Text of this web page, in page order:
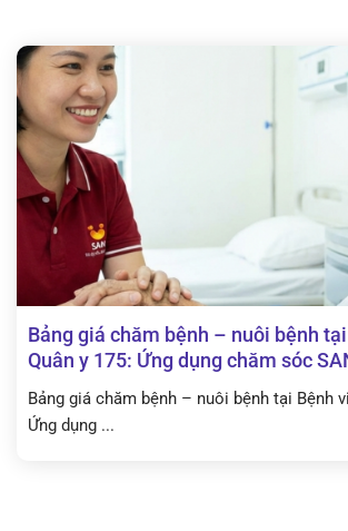
Bảng giá chăm bệnh – nuôi bệnh
Quân y 175: Ứng dụng chăm sóc
Bảng giá chăm bệnh – nuôi bệnh tại Bệnh
Ứng dụng ...